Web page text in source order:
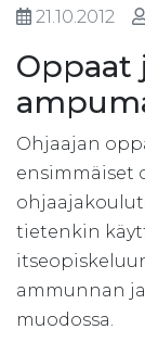
21.10.2012
Ohjaajan
ensimmäiset
tietenkin
ammunnan
muodossa.